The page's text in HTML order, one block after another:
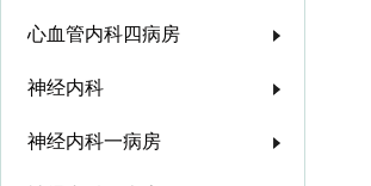
心血管内科四病房
神经内科
神经内科一病房